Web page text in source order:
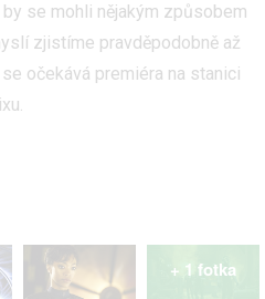
se mohli nějakým způsobem
zjistíme pravděpodobně až
očekává premiéra na stanici
+ 1 fotka